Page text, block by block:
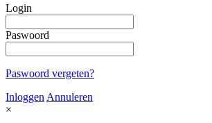
Login
Paswoord
Paswoord vergeten?
Inloggen Annuleren
×